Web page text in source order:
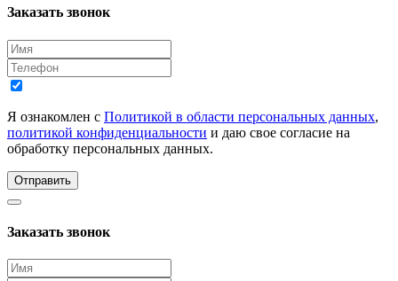
Заказать звонок
Я ознакомлен с Политикой в области персональных данных,
политикой конфиденциальности и даю свое согласие на
обработку персональных данных.
Отправить
Заказать звонок